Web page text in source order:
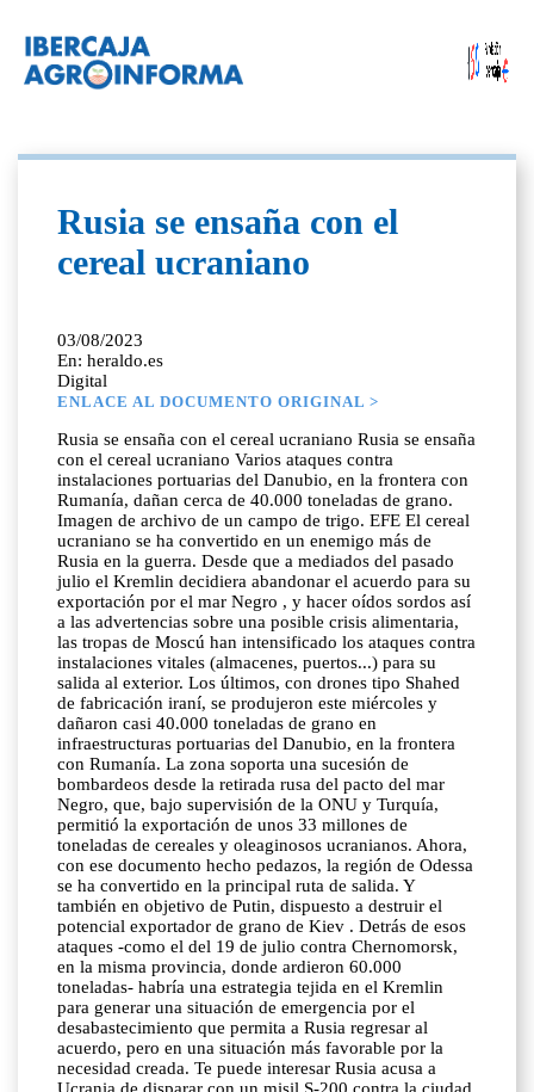
Rusia se ensaña con el
cereal ucraniano
03/08/2023
En: heraldo.es
Digital
ENLACE AL DOCUMENTO ORIGINAL >
Rusia se ensaña con el cereal ucraniano Rusia se ensaña
con el cereal ucraniano Varios ataques contra
instalaciones portuarias del Danubio, en la frontera con
Rumanía, dañan cerca de 40.000 toneladas de grano.
Imagen de archivo de un campo de trigo. EFE El cereal
ucraniano se ha convertido en un enemigo más de
Rusia en la guerra. Desde que a mediados del pasado
julio el Kremlin decidiera abandonar el acuerdo para su
exportación por el mar Negro , y hacer oídos sordos así
a las advertencias sobre una posible crisis alimentaria,
las tropas de Moscú han intensificado los ataques contra
instalaciones vitales (almacenes, puertos...) para su
salida al exterior. Los últimos, con drones tipo Shahed
de fabricación iraní, se produjeron este miércoles y
dañaron casi 40.000 toneladas de grano en
infraestructuras portuarias del Danubio, en la frontera
con Rumanía. La zona soporta una sucesión de
bombardeos desde la retirada rusa del pacto del mar
Negro, que, bajo supervisión de la ONU y Turquía,
permitió la exportación de unos 33 millones de
toneladas de cereales y oleaginosos ucranianos. Ahora,
con ese documento hecho pedazos, la región de Odessa
se ha convertido en la principal ruta de salida. Y
también en objetivo de Putin, dispuesto a destruir el
potencial exportador de grano de Kiev . Detrás de esos
ataques -como el del 19 de julio contra Chernomorsk,
en la misma provincia, donde ardieron 60.000
toneladas- habría una estrategia tejida en el Kremlin
para generar una situación de emergencia por el
desabastecimiento que permita a Rusia regresar al
acuerdo, pero en una situación más favorable por la
necesidad creada. Te puede interesar Rusia acusa a